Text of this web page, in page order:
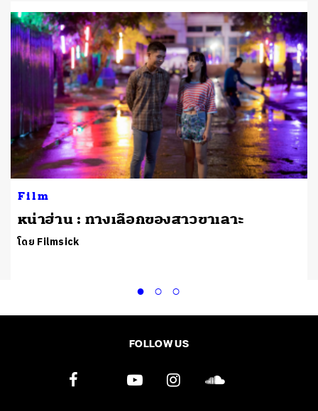
Film
หน่าฮ่าน : ทางเลือกของสาวขาเลาะ
โดย Filmsick
FOLLOW US